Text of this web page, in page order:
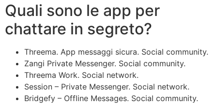
Quali sono le app per
chattare in segreto?
Threema. App messaggi sicura. Social community.
Zangi Private Messenger. Social community.
Threema Work. Social network.
Session – Private Messenger. Social network.
Bridgefy – Offline Messages. Social community.